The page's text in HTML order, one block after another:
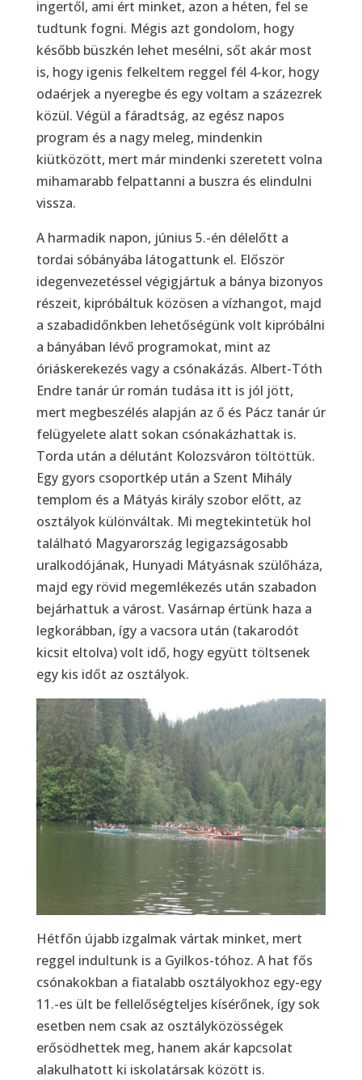
ingertől, ami ért minket, azon a héten, fel se
tudtunk fogni. Mégis azt gondolom, hogy
később büszkén lehet mesélni, sőt akár most
is, hogy igenis felkeltem reggel fél 4-kor, hogy
odaérjek a nyeregbe és egy voltam a százezrek
közül. Végül a fáradtság, az egész napos
program és a nagy meleg, mindenkin
kiütközött, mert már mindenki szeretett volna
mihamarabb felpattanni a buszra és elindulni
vissza.
A harmadik napon, június 5.-én délelőtt a
tordai sóbányába látogattunk el. Először
idegenvezetéssel végigjártuk a bánya bizonyos
részeit, kipróbáltuk közösen a vízhangot, majd
a szabadidőnkben lehetőségünk volt kipróbálni
a bányában lévő programokat, mint az
óriáskerekezés vagy a csónakázás. Albert-Tóth
Endre tanár úr román tudása itt is jól jött,
mert megbeszélés alapján az ő és Pácz tanár úr
felügyelete alatt sokan csónakázhattak is.
Torda után a délutánt Kolozsváron töltöttük.
Egy gyors csoportkép után a Szent Mihály
templom és a Mátyás király szobor előtt, az
osztályok különváltak. Mi megtekintetük hol
található Magyarország legigazságosabb
uralkodójának, Hunyadi Mátyásnak szülőháza,
majd egy rövid megemlékezés után szabadon
bejárhattuk a várost. Vasárnap értünk haza a
legkorábban, így a vacsora után (takarodót
kicsit eltolva) volt idő, hogy együtt töltsenek
egy kis időt az osztályok.
Hétfőn újabb izgalmak vártak minket, mert
reggel indultunk is a Gyilkos-tóhoz. A hat fős
csónakokban a fiatalabb osztályokhoz egy-egy
11.-es ült be fellelőségteljes kísérőnek, így sok
esetben nem csak az osztályközösségek
erősödhettek meg, hanem akár kapcsolat
alakulhatott ki iskolatársak között is.